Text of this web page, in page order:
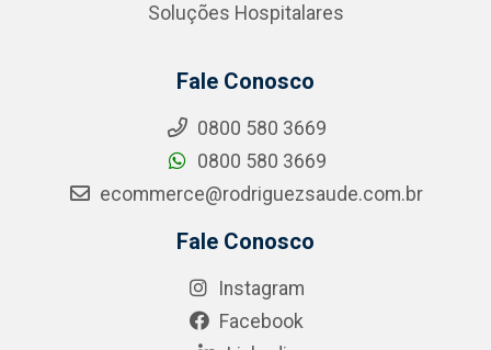
Soluções Hospitalares
Fale Conosco
0800 580 3669
0800 580 3669
ecommerce@rodriguezsaude.com.br
Fale Conosco
Instagram
Facebook